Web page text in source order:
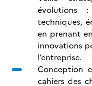
évolutions
techniques,
en prenant
innovations
l’entreprise.
Conception
cahiers des